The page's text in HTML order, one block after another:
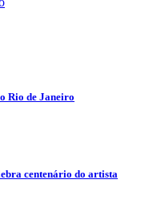
Rio de Janeiro
centenário do artista